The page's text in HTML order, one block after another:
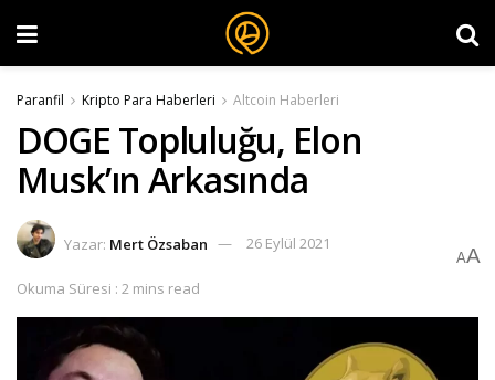
Paranfil Kripto Para Haberleri Altcoin Haberleri
DOGE Topluluğu, Elon
Musk’ın Arkasında
Yazar: Mert Özsaban 26 Eylül 2021
Okuma Süresi : 2 mins read
AA